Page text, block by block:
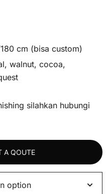
cm (bisa custom)
walnut, cocoa,
silahkan hubungi
A QOUTE